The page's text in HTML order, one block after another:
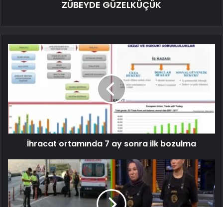
ZÜBEYDE GÜZELKÜÇÜK
İhracat ortamında 7 ay sonra ilk bozulma